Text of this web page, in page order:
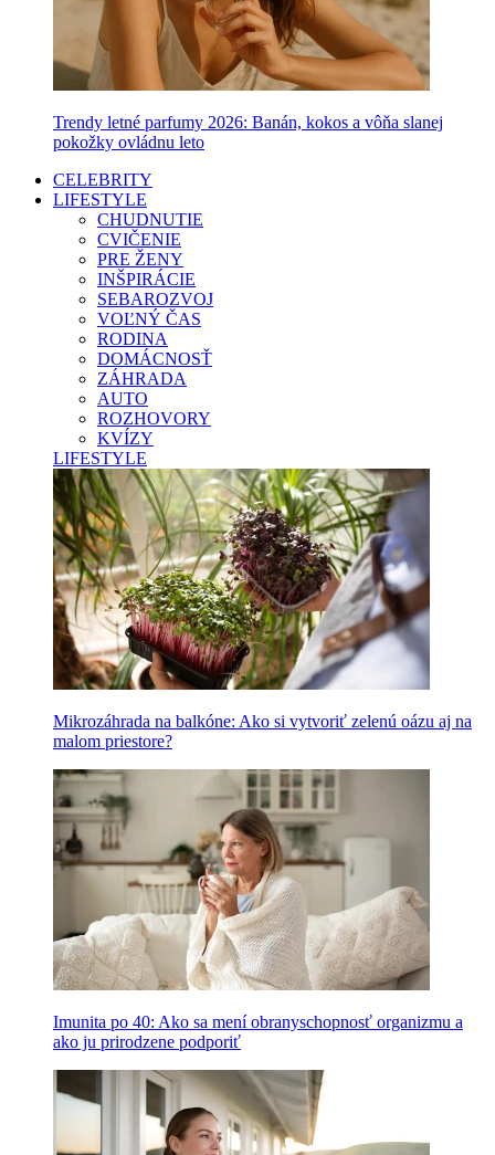
Trendy letné parfumy 2026: Banán, kokos a vôňa slanej
pokožky ovládnu leto
CELEBRITY
LIFESTYLE
CHUDNUTIE
CVIČENIE
PRE ŽENY
INŠPIRÁCIE
SEBAROZVOJ
VOĽNÝ ČAS
RODINA
DOMÁCNOSŤ
ZÁHRADA
AUTO
ROZHOVORY
KVÍZY
LIFESTYLE
Mikrozáhrada na balkóne: Ako si vytvoriť zelenú oázu aj na
malom priestore?
Imunita po 40: Ako sa mení obranyschopnosť organizmu a
ako ju prirodzene podporiť